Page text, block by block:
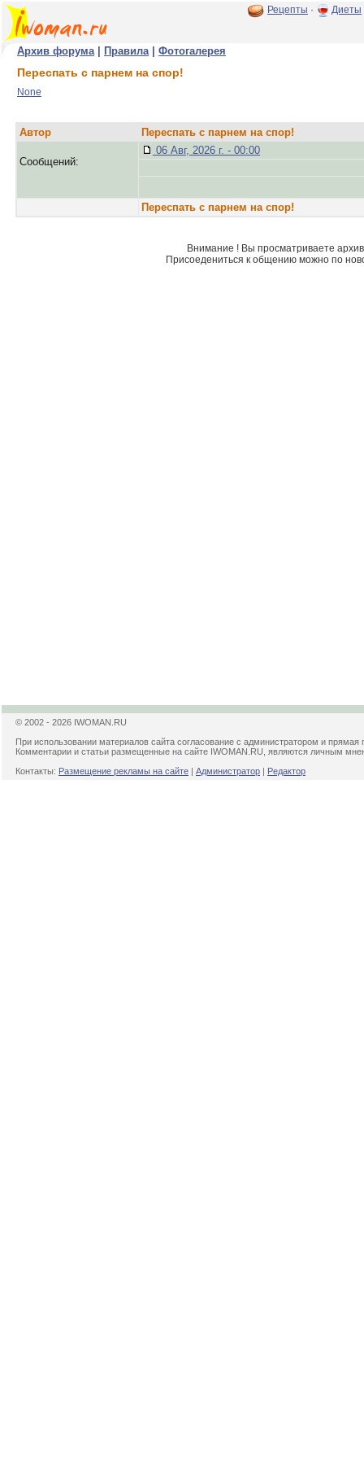
Рецепты · Диеты
Архив форума| Правила| Фотогалерея
Переспать с парнем на спор!
None
Автор Переспать с парнем на спор!
Сообщений:
06 Авг, 2026 г. - 00:00
Переспать с парнем на спор!
Внимание ! Вы просматриваете
Присоедениться к общению можно по
© 2002 - 2026 IWOMAN.RU
При использовании материалов сайта согласование с администратором и прямая
Комментарии и статьи размещенные на сайте IWOMAN.RU, являются личным
Контакты: Размещение рекламы на сайте | Администратор | Редактор